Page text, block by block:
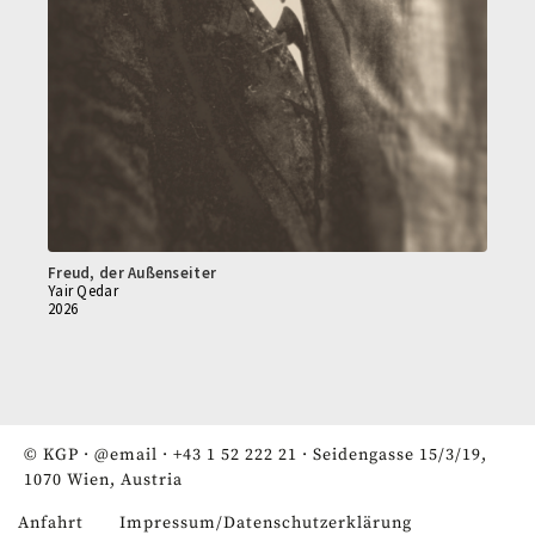
Freud, der Außenseiter
Yair Qedar
2026
© KGP · @email · +43 1 52 222 21 · Seidengasse 15/3/19,
1070 Wien, Austria
Anfahrt Impressum/Datenschutzerklärung